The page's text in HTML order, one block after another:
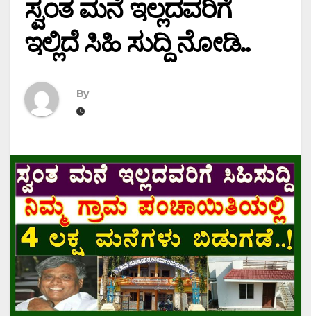
ಸ್ವಂತ ಮನೆ ಇಲ್ಲದವರಿಗೆ
ಇಲ್ಲಿದೆ ಸಿಹಿ ಸುದ್ದಿ ನೋಡಿ..
By